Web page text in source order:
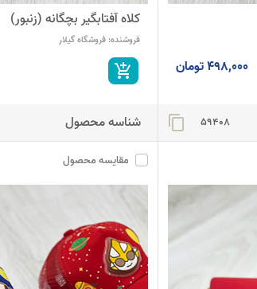
498,000 تومان
59408
content_copy
کلاه آفتابگیر بچگانه (زنبور)
فروشنده:فروشگاه گیلار
add_shopping_cart
شناسه محصول
مقایسه محصول